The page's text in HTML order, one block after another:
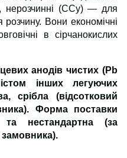
нерозчинні (ССу) — для
Вони економічні
в сірчанокислих
анодів чистих (Pb
інших легуючих
срібла (відсотковий
Форма поставки
нестандартна (за